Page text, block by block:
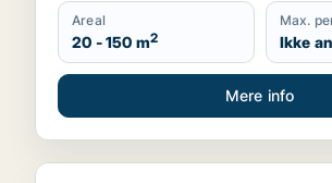
Areal
20 - 150 m2
Max.
Ikke
Mere info